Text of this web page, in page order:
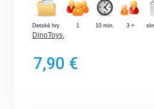
Detské hry 1 10 min. 3 +
DinoToys,
7,90 €